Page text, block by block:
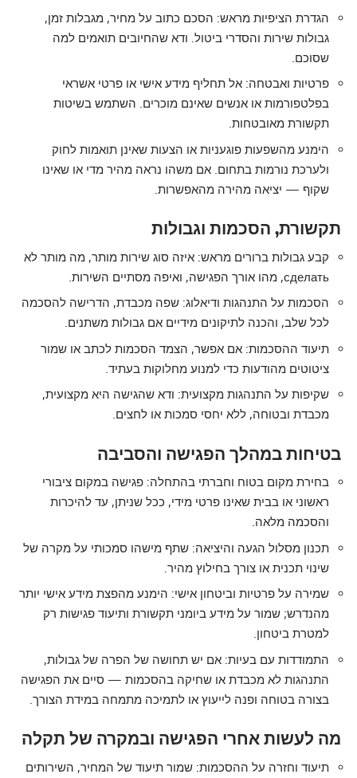
הגדרת הציפיות מראש: הסכם כתוב על מחיר, מגבלות זמן,
גבולות שירות והסדרי ביטול. ודא שהחיובים תואמים למה
שסוכם.
פרטיות ואבטחה: אל תחליף מידע אישי או פרטי אשראי
בפלטפורמות או אנשים שאינם מוכרים. השתמש בשיטות
תקשורת מאובטחות.
הימנע מהשפעות פוגעניות או הצעות שאינן תואמות לחוק
ולערכת נורמות בתחום. אם משהו נראה מהיר מדי או שאינו
שקוף — יציאה מהירה מהאפשרות.
תקשורת, הסכמות וגבולות
קבע גבולות ברורים מראש: איזה סוג שירות מותר, מה מותר לא
сделать, מהו אורך הפגישה, ואיפה מסתיים השירות.
הסכמות על התנהגות ודיאלוג: שפה מכבדת, הדרישה להסכמה
לכל שלב, והכנה לתיקונים מידיים אם גבולות משתנים.
תיעוד ההסכמות: אם אפשר, הצמד הסכמות לכתב או שמור
ציטוטים מהודעות כדי למנוע מחלוקות בעתיד.
שקיפות על התנהגות מקצועית: ודא שהגישה היא מקצועית,
מכבדת ובטוחה, ללא יחסי סמכות או לחצים.
בטיחות במהלך הפגישה והסביבה
בחירת מקום בטוח וחברתי בהתחלה: פגישה במקום ציבורי
ראשוני או בבית שאינו פרטי מידי, ככל שניתן, עד להיכרות
והסכמה מלאה.
תכנון מסלול הגעה והיציאה: שתף מישהו סמכותי על מקרה של
שינוי תכנית או צורך בחילוץ מהיר.
שמירה על פרטיות וביטחון אישי: הימנע מהפצת מידע אישי יותר
מהנדרש; שמור על מידע ביומני תקשורת ותיעוד פגישות רק
למטרת ביטחון.
התמודדות עם בעיות: אם יש תחושה של הפרה של גבולות,
התנהגות לא מכבדת או שחיקה בהסכמות — סיים את הפגישה
בצורה בטוחה ופנה לייעוץ או לתמיכה מתמחה במידת הצורך.
מה לעשות אחרי הפגישה ובמקרה של תקלה
תיעוד וחזרה על ההסכמות: שמור תיעוד של המחיר, השירותים